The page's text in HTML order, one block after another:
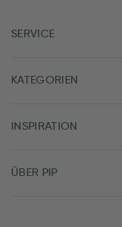
SERVICE
KATEGORIEN
INSPIRATION
ÜBER PIP